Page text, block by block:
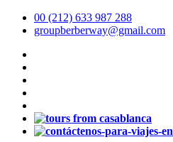
00 (212) 633 987 288
groupberberway@gmail.com